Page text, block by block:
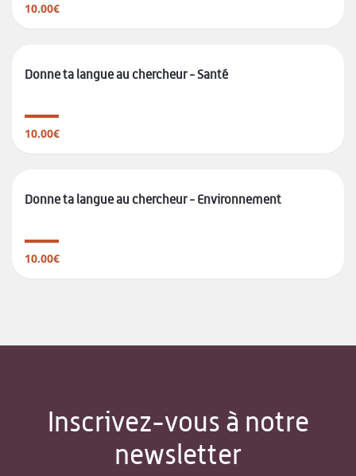
10.00€
Donne ta langue au chercheur - Santé
10.00€
Donne ta langue au chercheur - Environnement
10.00€
Inscrivez-vous à notre
newsletter